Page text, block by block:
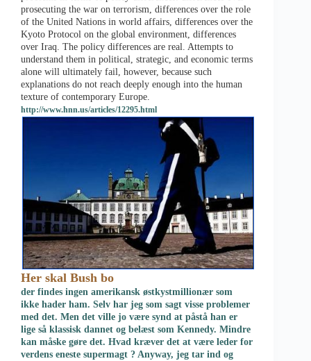
prosecuting the war on terrorism, differences over the role
of the United Nations in world affairs, differences over the
Kyoto Protocol on the global environment, differences
over Iraq. The policy differences are real. Attempts to
understand them in political, strategic, and economic terms
alone will ultimately fail, however, because such
explanations do not reach deeply enough into the human
texture of contemporary Europe.
http://www.hnn.us/articles/12295.html
Her skal Bush bo
der findes ingen amerikansk østkystmillionær som
ikke hader ham. Selv har jeg som sagt visse problemer
med det. Men det ville jo være synd at påstå han er
lige så klassisk dannet og belæst som Kennedy. Mindre
kan måske gøre det. Hvad kræver det at være leder for
verdens eneste supermagt ? Anyway, jeg tar ind og